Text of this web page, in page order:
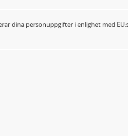
dina personuppgifter i enlighet med